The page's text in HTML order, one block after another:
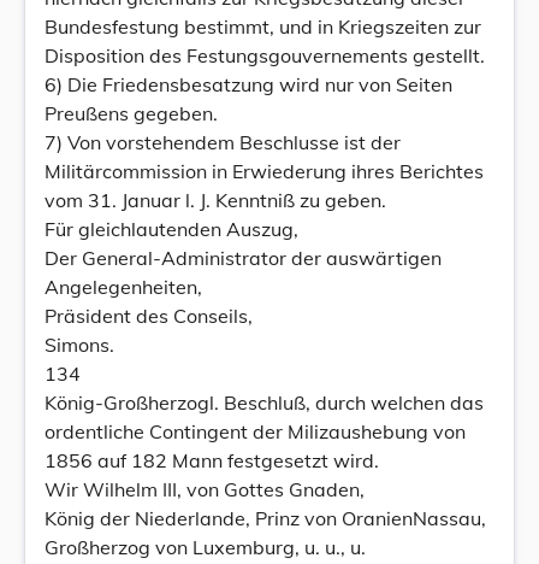
Bundesfestung bestimmt, und in Kriegszeiten zur
Disposition des Festungsgouvernements gestellt.
6) Die Friedensbesatzung wird nur von Seiten
Preußens gegeben.
7) Von vorstehendem Beschlusse ist der
Militärcommission in Erwiederung ihres Berichtes
vom 31. Januar l. J. Kenntniß zu geben.
Für gleichlautenden Auszug,
Der General-Administrator der auswärtigen
Angelegenheiten,
Präsident des Conseils,
Simons.
134
König-Großherzogl. Beschluß, durch welchen das
ordentliche Contingent der Milizaushebung von
1856 auf 182 Mann festgesetzt wird.
Wir Wilhelm III, von Gottes Gnaden,
König der Niederlande, Prinz von OranienNassau,
Großherzog von Luxemburg, u. u., u.